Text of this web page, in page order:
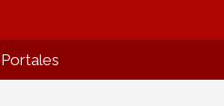
Portales